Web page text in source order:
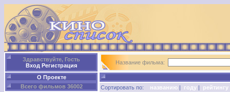
Здравствуйте, Гость
Вход Регистрация
О Проекте
Всего фильмов 36002
Название фильма:
Сортировать по: названию | году | рейтингу